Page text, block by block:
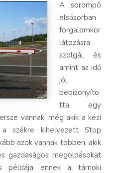
A sorompó
elsősorban
forgalomkor
látozásra
szolgál, és
amint az idő
jól
bebizonyíto
tta egy
vannak, még akik a kézi
székre kihelyezett Stop
azok vannak többen, akik
gazdaságos megoldásokat
példája ennek a tárnoki